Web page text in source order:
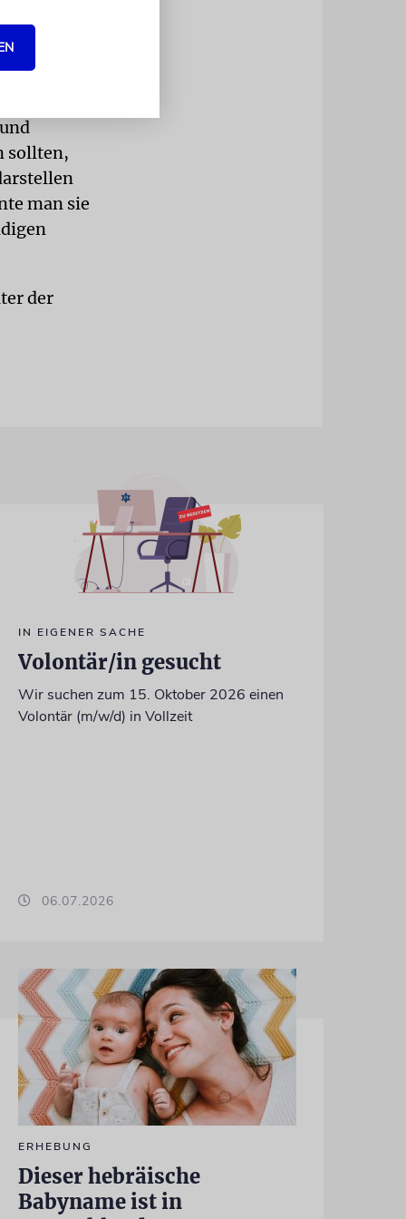
um
sollten,
man sie
der
IN EIGENER SACHE
Volontär/in gesucht
Wir suchen zum 15. Oktober 2026 einen
Volontär (m/w/d) in Vollzeit
06.07.2026
ERHEBUNG
Dieser hebräische
Babyname ist in